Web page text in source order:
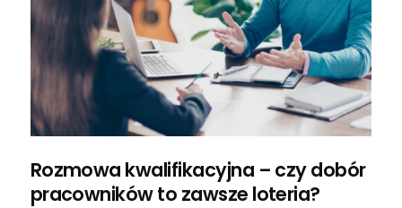
Rozmowa kwalifikacyjna – czy dobór
pracowników to zawsze loteria?